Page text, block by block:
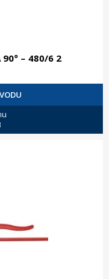
90° – 480/6 2